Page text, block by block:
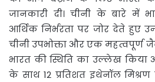
जानकारी दी। चीनी के बारे में
आर्थिक निर्भरता पर जोर देते हुए
चीनी उपभोक्ता और एक महत्वपूर्ण
भारत की स्थिति का उल्लेख किया
के साथ 12 प्रतिशत इथेनॉल मिश्रण